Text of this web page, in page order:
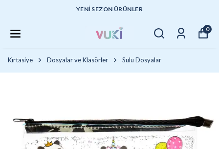
YENI SEZON ÜRÜNLER
0
Kırtasiye Dosyalar ve Klasörler Sulu Dosyalar